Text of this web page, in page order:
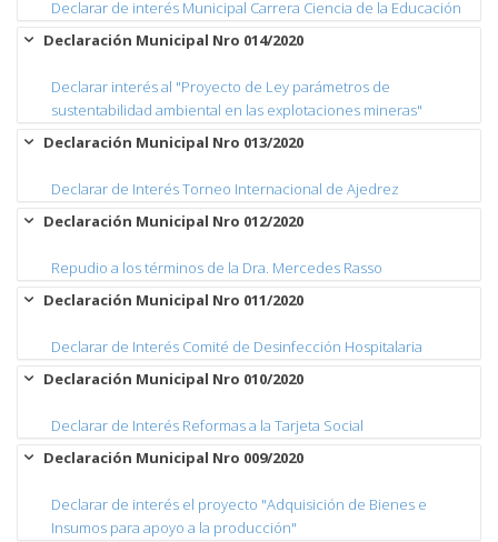
Declarar de interés Municipal Carrera Ciencia de la Educación
Declaración Municipal Nro 014/2020
Declarar interés al "Proyecto de Ley parámetros de
sustentabilidad ambiental en las explotaciones mineras"
Declaración Municipal Nro 013/2020
Declarar de Interés Torneo Internacional de Ajedrez
Declaración Municipal Nro 012/2020
Repudio a los términos de la Dra. Mercedes Rasso
Declaración Municipal Nro 011/2020
Declarar de Interés Comité de Desinfección Hospitalaria
Declaración Municipal Nro 010/2020
Declarar de Interés Reformas a la Tarjeta Social
Declaración Municipal Nro 009/2020
Declarar de interés el proyecto "Adquisición de Bienes e
Insumos para apoyo a la producción"